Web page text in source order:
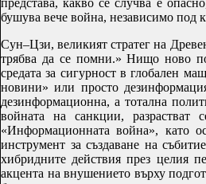
представа, какво се случва е
бушува вече война, независимо под
Сун–Цзи, великият стратег на
трябва да се помни.» Нищо ново
средата за сигурност в глобален
новини» или просто
дезинформационна, а тотална
войната на санкции,
«Информационната война», като
инструмент за създаване на
хибридните действия през целия
акцента на внушението върху